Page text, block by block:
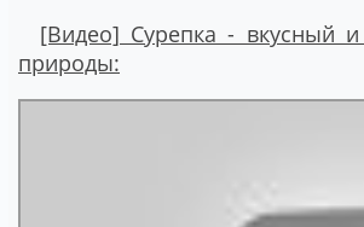
[Видео] Сурепка - вкусный
природы: